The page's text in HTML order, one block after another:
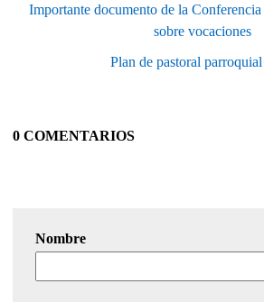
Importante documento de la
sobre vocaciones
Plan de pastoral
0 COMENTARIOS
Nombre